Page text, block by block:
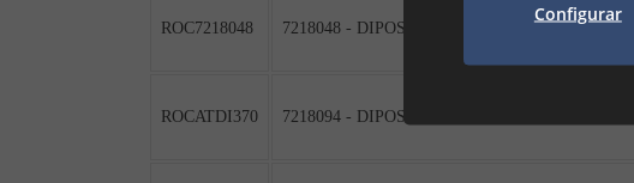
ROC7218048 7218048 - DIPOSIT INERCIA ASA 140-IN - BAXI
ROCATDI370 7218094 - DIPOSIT INERCIA ASA 370-IN - BAXI
Configurar